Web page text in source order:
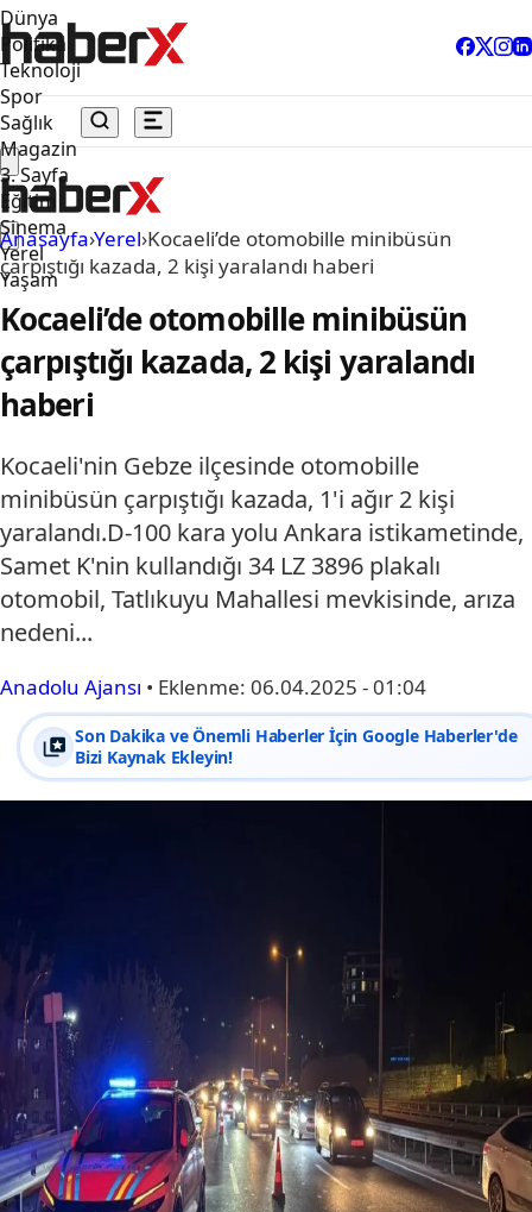
Dünya
Politika
Teknoloji
Spor
Sağlık
Magazin
3. Sayfa
Eğitim
Sinema
Yerel
Yaşam
Anasayfa›Yerel›Kocaeli’de otomobille minibüsün
çarpıştığı kazada, 2 kişi yaralandı haberi
Kocaeli’de otomobille minibüsün
çarpıştığı kazada, 2 kişi yaralandı
haberi
Kocaeli'nin Gebze ilçesinde otomobille
minibüsün çarpıştığı kazada, 1'i ağır 2 kişi
yaralandı.D-100 kara yolu Ankara istikametinde,
Samet K'nin kullandığı 34 LZ 3896 plakalı
otomobil, Tatlıkuyu Mahallesi mevkisinde, arıza
nedeni...
Anadolu Ajansı • Eklenme: 06.04.2025 - 01:04
Son Dakika ve Önemli Haberler İçin Google Haberler'de
Bizi Kaynak Ekleyin!